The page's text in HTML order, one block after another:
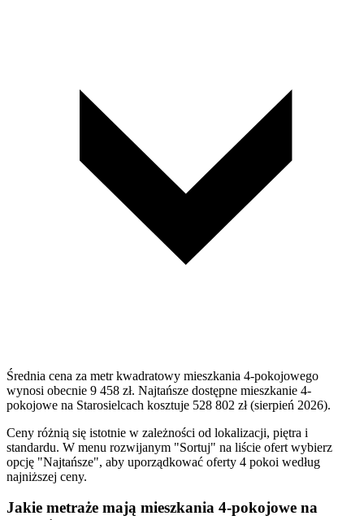
Średnia cena za metr kwadratowy mieszkania 4-pokojowego
wynosi obecnie 9 458 zł. Najtańsze dostępne mieszkanie 4-
pokojowe na Starosielcach kosztuje 528 802 zł (sierpień 2026).
Ceny różnią się istotnie w zależności od lokalizacji, piętra i
standardu. W menu rozwijanym "Sortuj" na liście ofert wybierz
opcję "Najtańsze", aby uporządkować oferty 4 pokoi według
najniższej ceny.
Jakie metraże mają mieszkania 4-pokojowe na